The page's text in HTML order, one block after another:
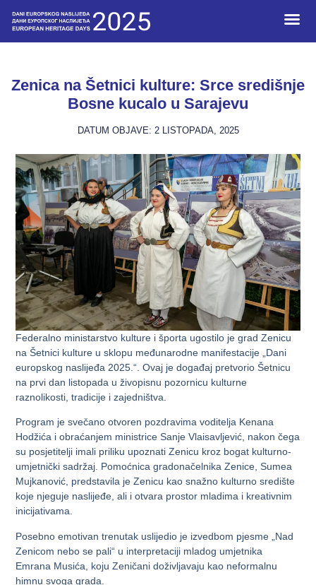
Zenica na Šetnici kulture: Srce središnje
Bosne kucalo u Sarajevu
DATUM OBJAVE: 2 LISTOPADA, 2025
Federalno ministarstvo kulture i športa ugostilo je grad Zenicu
na Šetnici kulture u sklopu međunarodne manifestacije „Dani
europskog naslijeđa 2025.“. Ovaj je događaj pretvorio Šetnicu
na prvi dan listopada u živopisnu pozornicu kulturne
raznolikosti, tradicije i zajedništva.
Program je svečano otvoren pozdravima voditelja Kenana
Hodžića i obraćanjem ministrice Sanje Vlaisavljević, nakon čega
su posjetitelji imali priliku upoznati Zenicu kroz bogat kulturno-
umjetnički sadržaj. Pomoćnica gradonačelnika Zenice, Sumea
Mujkanović, predstavila je Zenicu kao snažno kulturno središte
koje njeguje naslijeđe, ali i otvara prostor mladima i kreativnim
inicijativama.
Posebno emotivan trenutak uslijedio je izvedbom pjesme „Nad
Zenicom nebo se pali“ u interpretaciji mladog umjetnika
Emrana Musića, koju Zeničani doživljavaju kao neformalnu
himnu svoga grada.